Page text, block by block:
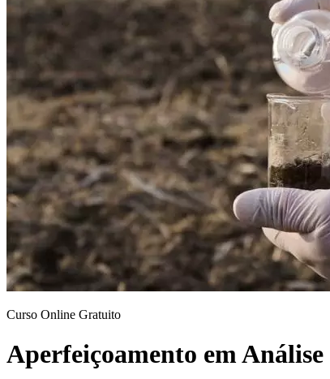
Curso Online Gratuito
Aperfeiçoamento em Análise